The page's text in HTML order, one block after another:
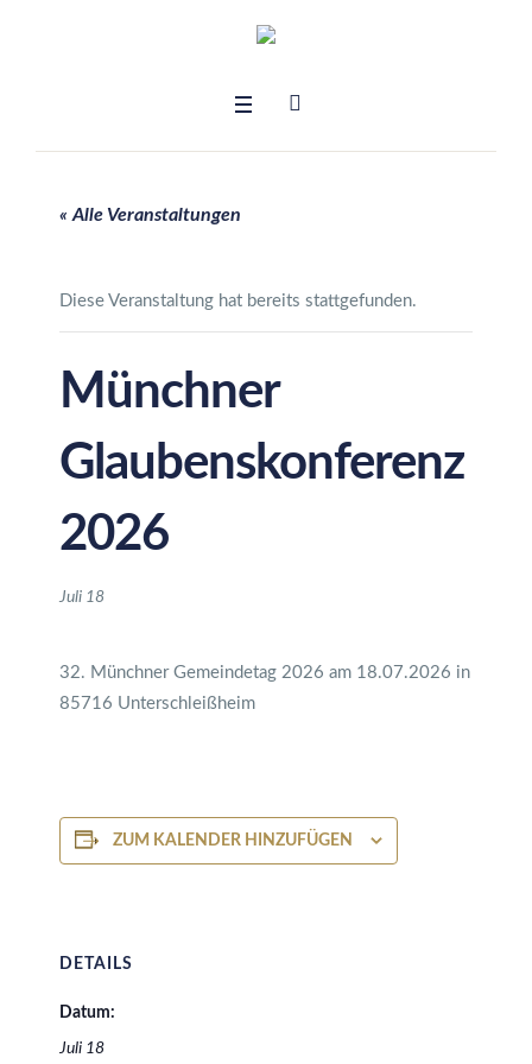
« Alle Veranstaltungen
Diese Veranstaltung hat bereits stattgefunden.
Münchner
Glaubenskonferenz
2026
Juli 18
32. Münchner Gemeindetag 2026 am 18.07.2026 in
85716 Unterschleißheim
ZUM KALENDER HINZUFÜGEN
DETAILS
Datum:
Juli 18